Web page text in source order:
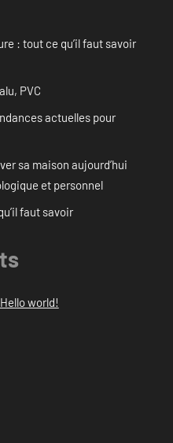
: tout ce qu’il faut savoir
PVC
actuelles pour
sa maison aujourd’hui
et personnel
faut savoir
Hello world!